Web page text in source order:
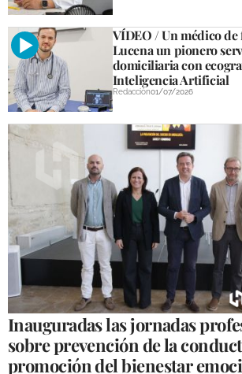
VÍDEO / Un médico
Lucena un pionero
domiciliaria con
Inteligencia Artificial
Redacción01/07/2026
Inauguradas las jornadas
sobre prevención de la
promoción del bienestar